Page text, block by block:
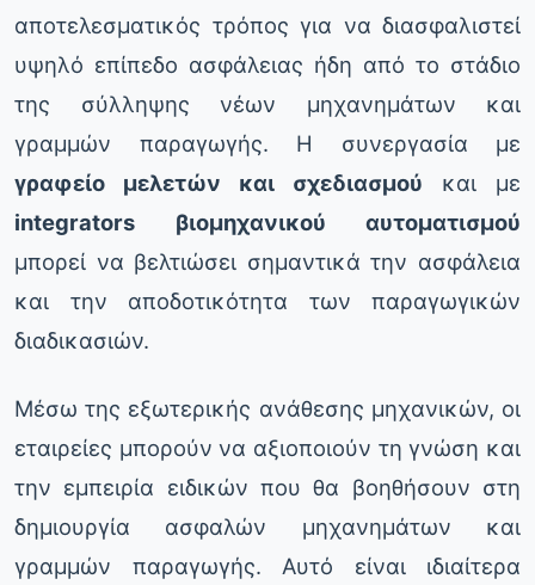
αποτελεσματικός τρόπος για να διασφαλιστεί
υψηλό επίπεδο ασφάλειας ήδη από το στάδιο
της σύλληψης νέων μηχανημάτων και
γραμμών παραγωγής. Η συνεργασία με
γραφείο μελετών και σχεδιασμού και με
integrators βιομηχανικού αυτοματισμού
μπορεί να βελτιώσει σημαντικά την ασφάλεια
και την αποδοτικότητα των παραγωγικών
διαδικασιών.
Μέσω της εξωτερικής ανάθεσης μηχανικών, οι
εταιρείες μπορούν να αξιοποιούν τη γνώση και
την εμπειρία ειδικών που θα βοηθήσουν στη
δημιουργία ασφαλών μηχανημάτων και
γραμμών παραγωγής. Αυτό είναι ιδιαίτερα